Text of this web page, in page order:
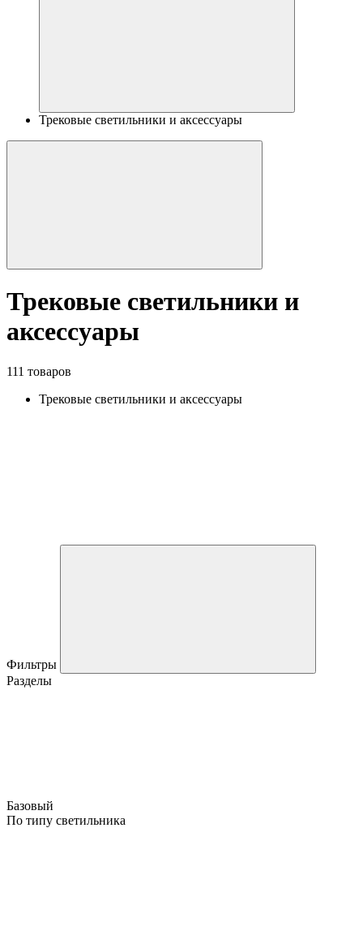
Трековые светильники и аксессуары
Трековые светильники и
аксессуары
111 товаров
Трековые светильники и аксессуары
Фильтры
Разделы
Базовый
По типу светильника